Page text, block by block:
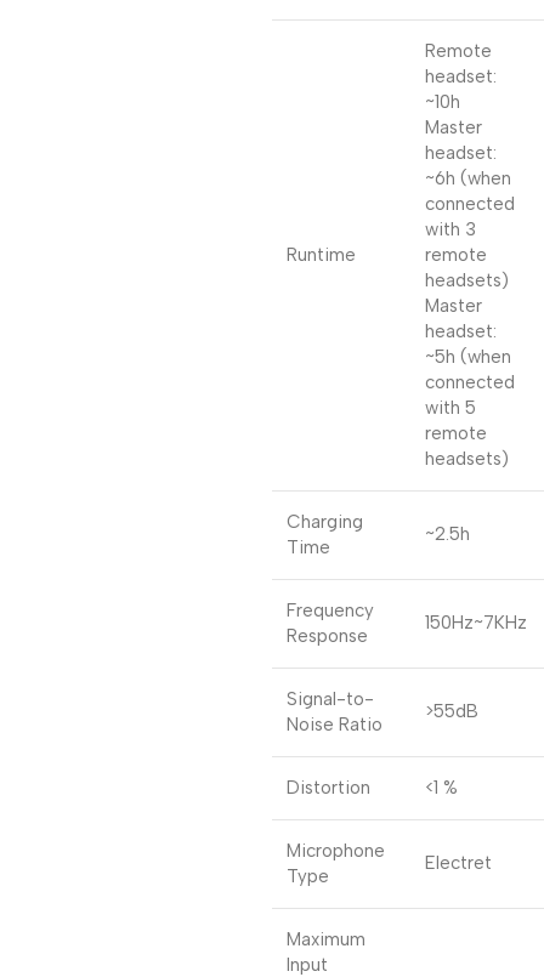
Runtime
Remote
headset:
~10h
Master
headset:
~6h (when
connected
with 3
remote
headsets)
Master
headset:
~5h (when
connected
with 5
remote
headsets)
Charging
Time
~2.5h
Frequency
Response
150Hz~7KHz
Signal-to-
Noise Ratio
>55dB
Distortion <1 %
Microphone
Type
Electret
Maximum
Input